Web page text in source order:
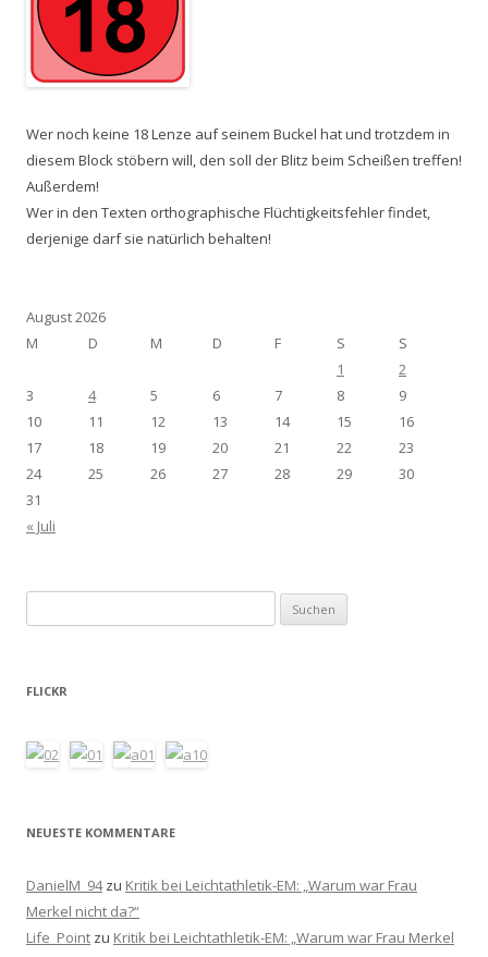
Wer noch keine 18 Lenze auf seinem Buckel hat und trotzdem in
diesem Block stöbern will, den soll der Blitz beim Scheißen treffen!
Außerdem!
Wer in den Texten orthographische Flüchtigkeitsfehler findet,
derjenige darf sie natürlich behalten!
August 2026
M
D M D F S
S
1
2
3
4 5 6 7 8
9
10
11 12 13 14 15
16
17
18 19 20 21 22
23
24
25 26 27 28 29
30
31
« Juli
nach:
FLICKR
NEUESTE KOMMENTARE
DanielM_94zu Kritik bei Leichtathletik-EM: „Warum war Frau
Merkel nicht da?“
Life_Point zu Kritik bei Leichtathletik-EM: „Warum war Frau Merkel